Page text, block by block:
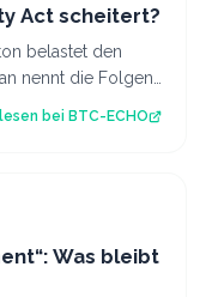
Act scheitert?
belastet den
nennt die Folgen
bei BTC-ECHO
Was bleibt